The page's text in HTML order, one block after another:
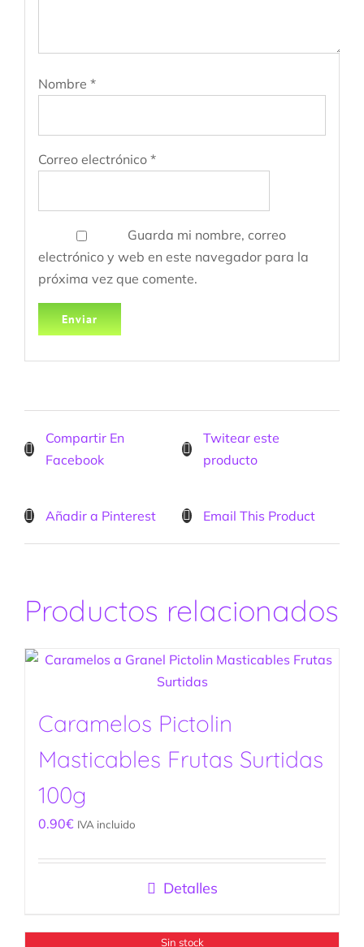
Nombre *
Correo electrónico *
Guarda mi nombre, correo
electrónico y web en este navegador para la
próxima vez que comente.
Compartir En
Facebook
Twitear este
producto
Añadir a Pinterest Email This Product
Productos relacionados
Caramelos Pictolin
Masticables Frutas Surtidas
100g
0.90€ IVA incluido
Detalles
Sin stock